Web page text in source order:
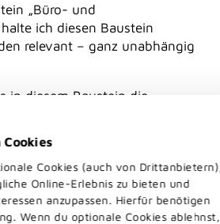
Cookies (auch von
Online-Erlebnis zu bieten und
anzupassen. Hierfür benötigen
Wenn du optionale Cookies ablehnst,
„Büro- und
ich diesen Baustein
relevant – ganz unabhängig
in diesem Baustein die
geschützt ist. Ein
macht es zum Beispiel nahezu
Knien oder Bücken (bei
Definition) zu erfüllen.